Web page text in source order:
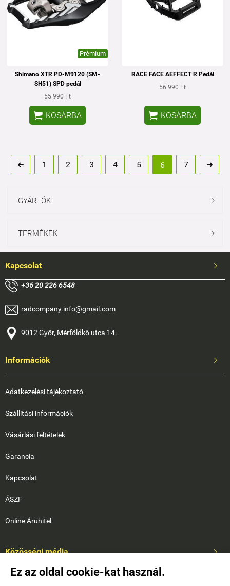
Ez az oldal cookie-kat használ.
Prémium
Shimano XTR PD-M9120 (SM-
SH51) SPD pedál
55 990 Ft
 KOSÁRBA
RACE FACE AEFFECT R Pedál
56 990 Ft
 KOSÁRBA
 1 2 3 4 5 6 7 
GYÁRTÓK 
TERMÉKEK 
Kapcsolat 
+36 20 226 6548
radcompany.info@gmail.com
9012 Győr, Mérföldkő utca 14.
Információk 
Adatkezelési tájékoztató
Szállítási információk
Vásárlási feltételek
Garancia
Kapcsolat
ÁSZF
Online Áruhitel
Közösségi média 